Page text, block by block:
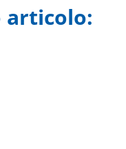
articolo: